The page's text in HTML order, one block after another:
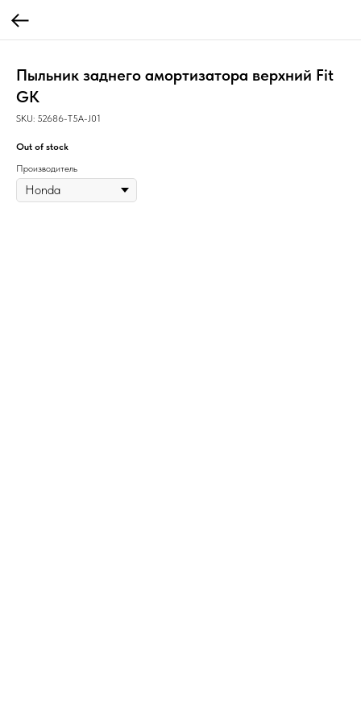
Пыльник заднего амортизатора верхний Fit
GK
SKU: 52686-T5A-J01
Out of stock
Производитель